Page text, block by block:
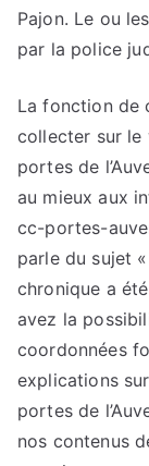
Pajon. Le ou
par la police
La fonction de
collecter sur le
portes de
au mieux aux
cc-portes-
parle du sujet
chronique a
avez la
coordonnées
explications
portes de
nos contenus